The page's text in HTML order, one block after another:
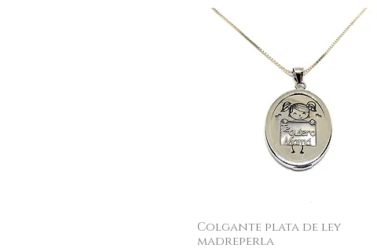
Vista rápida
Colgante plata de ley
madreperla